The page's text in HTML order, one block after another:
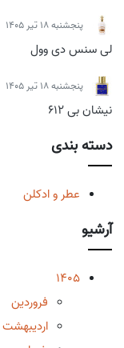
پنجشنبه 18 تیر 1405
لی سنس دی وول
پنجشنبه 18 تیر 1405
نیشان بی 612
دسته بندی
عطر و ادکلن
آرشیو
1405
فروردین
اردیبهشت